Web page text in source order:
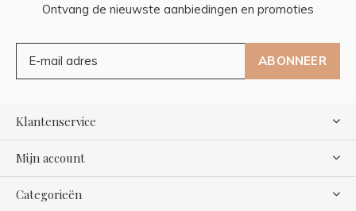
Ontvang de nieuwste aanbiedingen en promoties
ABONNEER
Klantenservice
Mijn account
Categorieën